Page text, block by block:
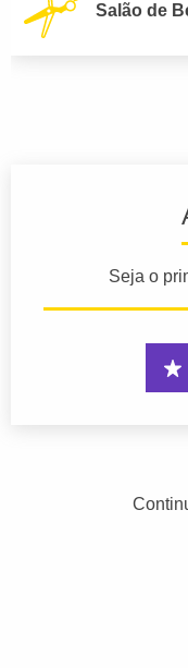
Salão de
Seja o